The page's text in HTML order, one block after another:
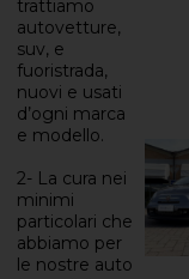
trattiamo
autovetture,
suv, e
fuoristrada,
nuovi e usati
d’ogni marca
e modello.
2- La cura nei
minimi
particolari che
abbiamo per
le nostre auto